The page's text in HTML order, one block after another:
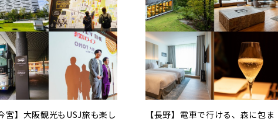
宮】大阪観光もUSJ旅も楽し
【長野】電車で行ける、森に包ま